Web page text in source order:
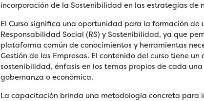
incorporación de la Sostenibilidad en las estrategias de
El Curso significa una oportunidad para la formación de
Responsabilidad Social (RS) y Sostenibilidad, ya que
plataforma común de conocimientos y herramientas
Gestión de las Empresas. El contenido del curso tiene
sostenibilidad, énfasis en los temas propios de cada
gobernanza o económica.
La capacitación brinda una metodología concreta para